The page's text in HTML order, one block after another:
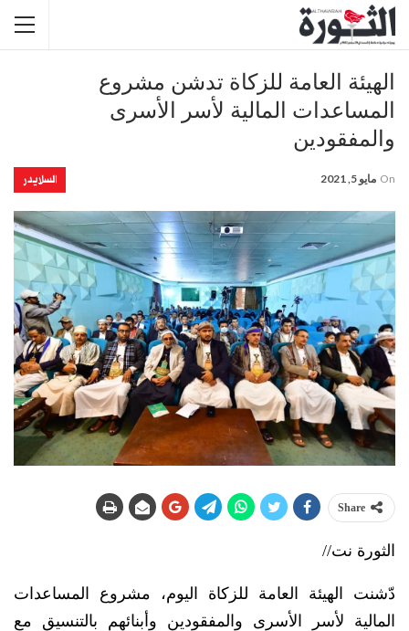
الهيئة العامة للزكاة تدشن مشروع
المساعدات المالية لأسر الأسرى
والمفقودين
السلايدر On مايو 5, 2021
Share
الثورة نت//
دّشنت الهيئة العامة للزكاة اليوم، مشروع المساعدات
المالية لأسر الأسرى والمفقودين وأبنائهم بالتنسيق مع